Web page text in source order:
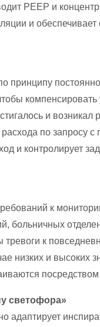
PEEP и
и обеспечивает
компенсировать
и возникал
по запросу с
и контролирует
к
больничных
тревоги к
низких и высоких
посредством
светофора»
адаптирует